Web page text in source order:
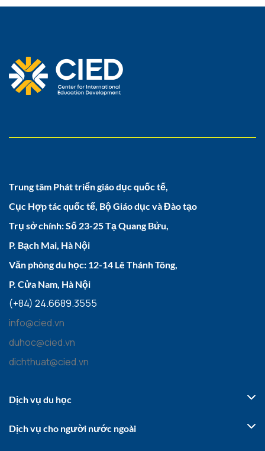
Trung tâm Phát triển giáo dục quốc tế,
Cục Hợp tác quốc tế, Bộ Giáo dục và Đào tạo
Trụ sở chính: Số 23-25 Tạ Quang Bửu,
P. Bạch Mai, Hà Nội
Văn phòng du học: 12-14 Lê Thánh Tông,
P. Cửa Nam, Hà Nội
(+84) 24.6689.3555
info@cied.vn
duhoc@cied.vn
dichthuat@cied.vn
Dịch vụ du học
Dịch vụ cho người nước ngoài